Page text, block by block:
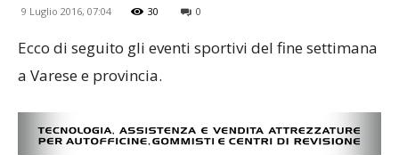
9 Luglio 2016, 07:04 30 0
Ecco di seguito gli eventi sportivi del fine settimana
a Varese e provincia.